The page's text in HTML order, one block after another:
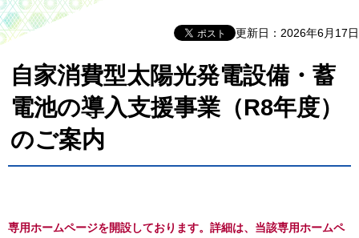
更新日：2026年6月17日
自家消費型太陽光発電設備・蓄
電池の導入支援事業（R8年度）
のご案内
専用ホームページを開設しております。詳細は、当該専用ホームペ